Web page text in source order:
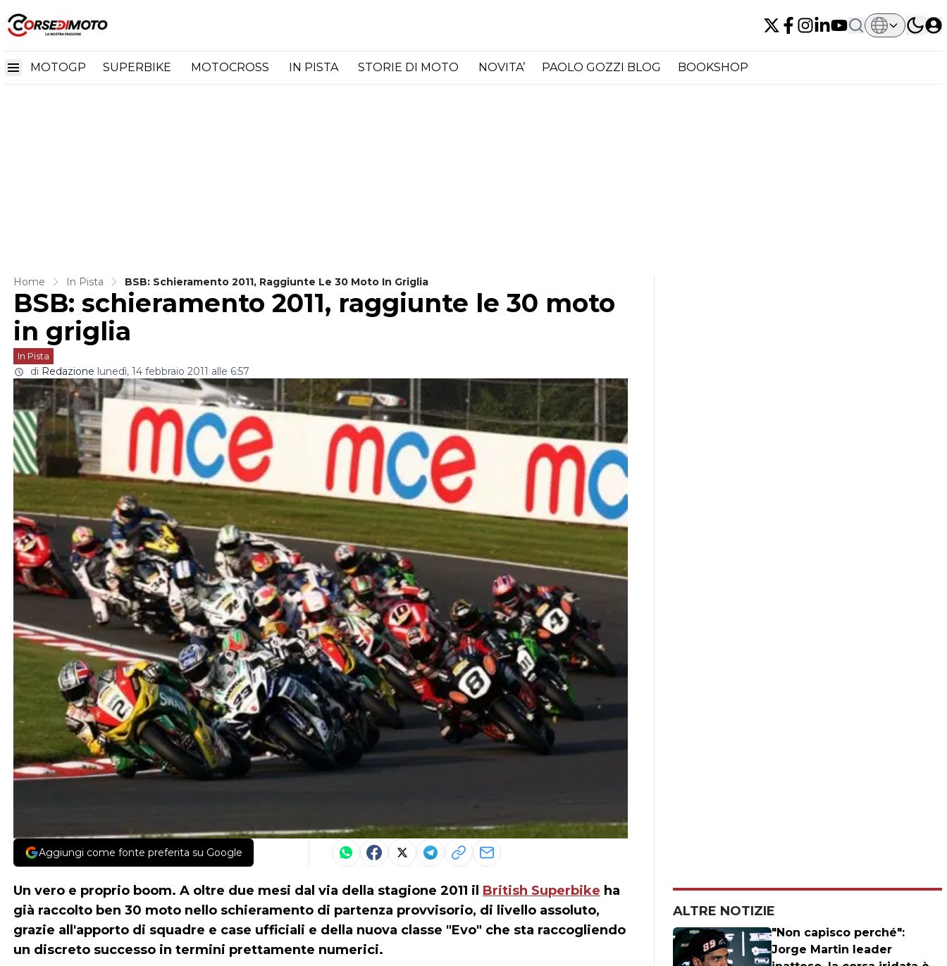
MOTOGP SUPERBIKE MOTOCROSS IN PISTA STORIE DI MOTO NOVITA’ PAOLO GOZZI BLOG BOOKSHOP
Home In Pista BSB: Schieramento 2011, Raggiunte Le 30 Moto In Griglia
BSB: schieramento 2011, raggiunte le 30 moto
in griglia
In Pista
di Redazione lunedì, 14 febbraio 2011 alle 6:57
Aggiungi come fonte preferita su Google
Un vero e proprio boom. A oltre due mesi dal via della stagione 2011 il British Superbike ha
già raccolto ben 30 moto nello schieramento di partenza provvisorio, di livello assoluto,
grazie all'apporto di squadre e case ufficiali e della nuova classe "Evo" che sta raccogliendo
un discreto successo in termini prettamente numerici.
ALTRE NOTIZIE
"Non capisco perché":
Jorge Martin leader